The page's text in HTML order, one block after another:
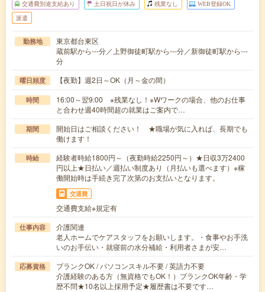
交通費別途支給あり 土日祝日が休み 残業なし WEB登録OK
派遣
勤務地
東京都台東区
蔵前駅から---分／上野御徒町駅から---分／新御徒町駅から---
分
曜日頻度 【夜勤】週2日～OK（月～金の間）
時間
16:00～翌9:00 ※残業なし！※Wワークの場合、他のお仕事
と合わせ週40時間超の就業はご案内で…
期間
開始日はご相談ください！ ★職場が気に入れば、長期でも
働けます！
時給
経験者時給1800円～（夜勤時給2250円～）★日収3万2400
円以上★日払い／週払い制度あり（月払いも選べます）※稼
働開始時は手続き完了次第のお支払いとなります。
交通費
交通費支給※規定有
仕事内容
介護関連
老人ホームでケアスタッフをお願いします。・食事やお手洗
いのお手伝い・就寝前の水分補給・利用者さまが安…
応募資格
ブランクOK / パソコンスキル不要 / 英語力不要
介護経験のある方（無資格でもOK！）ブランクOK年齢・学
歴不問★10名以上採用予定★履歴書は不要です…